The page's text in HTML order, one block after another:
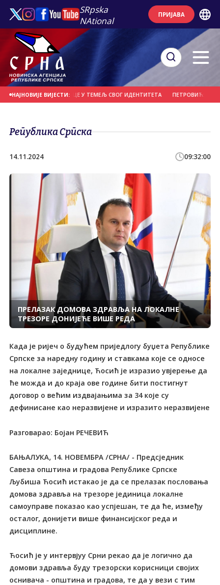
SRpska
NAtional
ПРИЈАВА
НАЈНОВИЈЕ ВИЈЕСТИ:
УГРАДЕ ПРЕБИЛОВЦЕ У ТЕМЕЉ СВОГ ИДЕНТИТЕТА ПЕТРОВИЋ: СИГУРНО
Република Српска
14.11.2024 09:32:00
ПРЕЛАЗАК ДОМОВА ЗДРАВЉА НА ЛОКАЛНЕ
ТРЕЗОРЕ ДОНИЈЕЋЕ ВИШЕ РЕДА
Када је ријеч о будућем приједлогу буџета Републике
Српске за наредну годину и ставкама које се односе
на локалне заједнице, Ћосић је изразио увјерење да
ће можда и до краја ове године бити постигнут
договор о већим издвајањима за 34 које су
дефинисане као неразвијене и изразито неразвијене
Разговарао: Бојан РЕЧЕВИЋ
БАЊАЛУКА, 14. НОВЕМБРА /СРНА/ - Предсједник
Савеза општина и градова Републике Српске
Љубиша Ћосић истакао је да се прелазак пословања
домова здравља на трезоре јединица локалне
самоуправе показао као успјешан, те да ће, између
осталог, донијети више финансијског реда и
дисциплине.
Ћосић је у интервјуу Срни рекао да је логично да
домови здравља буду трезорски корисници својих
оснивача - општина и градова, те да у вези с тим